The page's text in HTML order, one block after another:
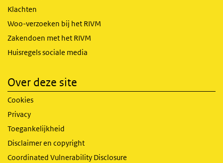
Klachten
Woo-verzoeken bij het RIVM
Zakendoen met het RIVM
Huisregels sociale media
Over deze site
Cookies
Privacy
Toegankelijkheid
Disclaimer en copyright
Coordinated Vulnerability Disclosure